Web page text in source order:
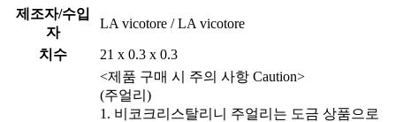
제조자/수입
자
LA vicotore / LA vicotore
치수 21 x 0.3 x 0.3
<제품 구매 시 주의 사항 Caution>
(주얼리)
1. 비코크리스탈리니 주얼리는 도금 상품으로